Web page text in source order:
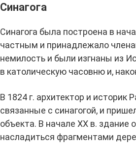
Синагога
Синагога была построена в
частным и принадлежало
немилость и были изгнаны из
в католическую часовню и,
В 1824 г. архитектор и
связанные с синагогой, и
объекта. В начале XX в. здание
насладиться фрагментами